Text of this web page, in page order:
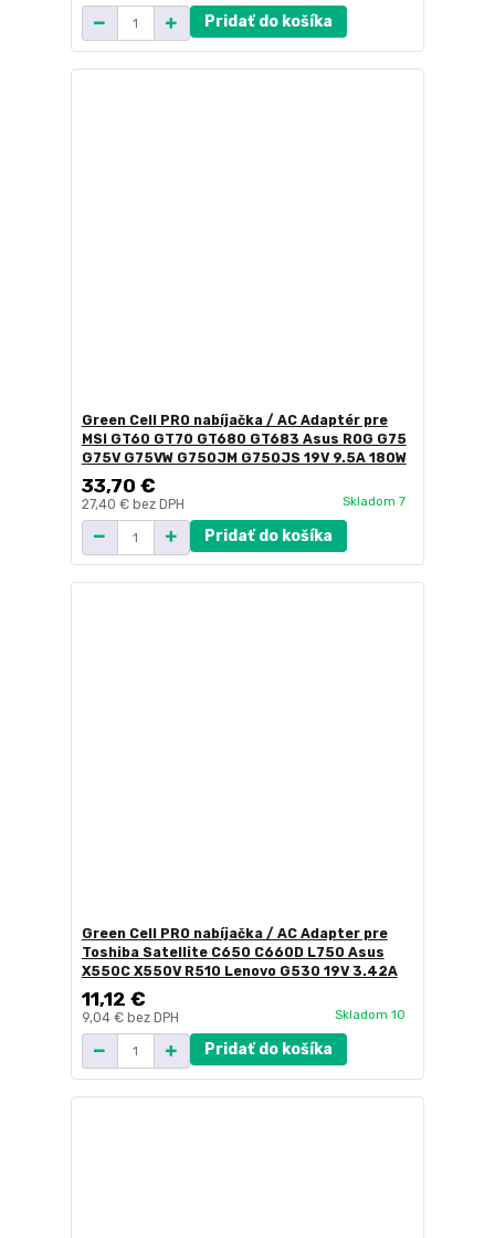
Pridať do košíka
Green Cell PRO nabíjačka / AC Adaptér pre
MSI GT60 GT70 GT680 GT683 Asus ROG G75
G75V G75VW G750JM G750JS 19V 9.5A 180W
33,70 €
27,40 € bez DPH Skladom 7
Pridať do košíka
Green Cell PRO nabíjačka / AC Adapter pre
Toshiba Satellite C650 C660D L750 Asus
X550C X550V R510 Lenovo G530 19V 3.42A
11,12 €
9,04 € bez DPH Skladom 10
Pridať do košíka